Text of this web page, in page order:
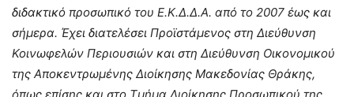
διδακτικό προσωπικό του Ε.Κ.Δ.Δ.Α. από το 2007 έως και
σήμερα. Έχει διατελέσει Προϊστάμενος στη Διεύθυνση
Κοινωφελών Περιουσιών και στη Διεύθυνση Οικονομικού
της Αποκεντρωμένης Διοίκησης Μακεδονίας Θράκης,